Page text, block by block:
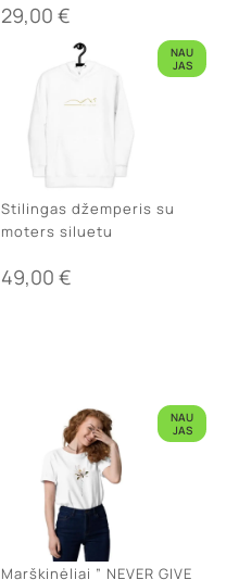
29,00 €
NAU
JAS
Stilingas džemperis su
moters siluetu
49,00 €
NAU
JAS
Marškinėliai ” NEVER GIVE